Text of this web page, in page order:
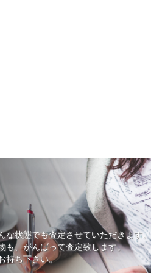
な状態でも査定させていただきます。
も、がんばって査定致します。
持ち下さい。